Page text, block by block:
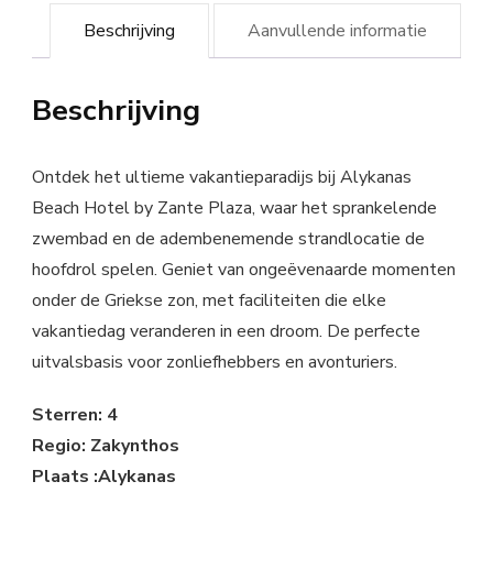
Beschrijving Aanvullende informatie
Beschrijving
Ontdek het ultieme vakantieparadijs bij Alykanas
Beach Hotel by Zante Plaza, waar het sprankelende
zwembad en de adembenemende strandlocatie de
hoofdrol spelen. Geniet van ongeëvenaarde momenten
onder de Griekse zon, met faciliteiten die elke
vakantiedag veranderen in een droom. De perfecte
uitvalsbasis voor zonliefhebbers en avonturiers.
Sterren: 4
Regio: Zakynthos
Plaats :Alykanas